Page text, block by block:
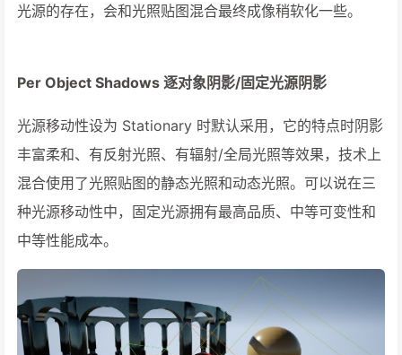
光源的存在，会和光照贴图混合最终成像稍软化一些。
Per Object Shadows 逐对象阴影/固定光源阴影
光源移动性设为 Stationary 时默认采用，它的特点时阴影
丰富柔和、有反射光照、有辐射/全局光照等效果，技术上
混合使用了光照贴图的静态光照和动态光照。可以说在三
种光源移动性中，固定光源拥有最高品质、中等可变性和
中等性能成本。